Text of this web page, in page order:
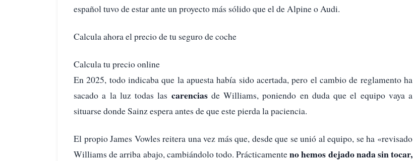
español tuvo de estar ante un proyecto más sólido que el de Alpine o Audi.
Calcula ahora el precio de tu seguro de coche
Calcula tu precio online
En 2025, todo indicaba que la apuesta había sido acertada, pero el cambio de reglamento ha
sacado a la luz todas las carenciasde Williams, poniendo en duda que el equipo vaya a
situarse donde Sainz espera antes de que este pierda la paciencia.
El propio James Vowles reitera una vez más que, desde que se unió al equipo, se ha «revisado
Williams de arriba abajo, cambiándolo todo. Prácticamenteno hemos dejado nada sin tocar,